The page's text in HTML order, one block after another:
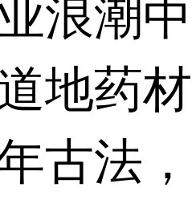
浪潮
地药
古法